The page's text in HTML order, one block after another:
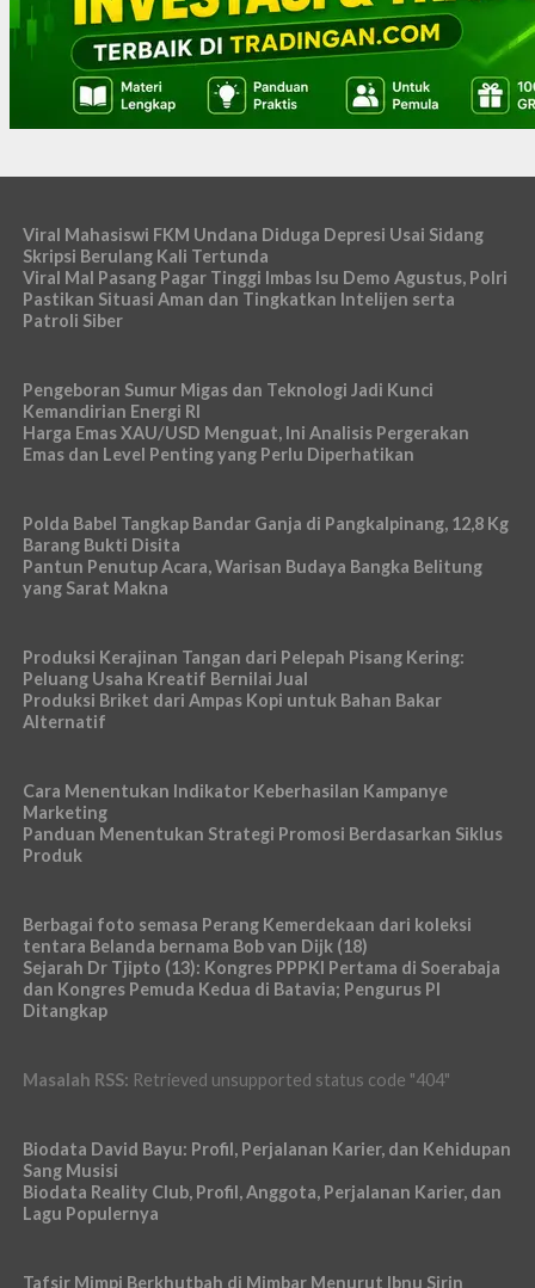
Viral Mahasiswi FKM Undana Diduga Depresi Usai Sidang
Skripsi Berulang Kali Tertunda
Viral Mal Pasang Pagar Tinggi Imbas Isu Demo Agustus, Polri
Pastikan Situasi Aman dan Tingkatkan Intelijen serta
Patroli Siber
Pengeboran Sumur Migas dan Teknologi Jadi Kunci
Kemandirian Energi RI
Harga Emas XAU/USD Menguat, Ini Analisis Pergerakan
Emas dan Level Penting yang Perlu Diperhatikan
Polda Babel Tangkap Bandar Ganja di Pangkalpinang, 12,8 Kg
Barang Bukti Disita
Pantun Penutup Acara, Warisan Budaya Bangka Belitung
yang Sarat Makna
Produksi Kerajinan Tangan dari Pelepah Pisang Kering:
Peluang Usaha Kreatif Bernilai Jual
Produksi Briket dari Ampas Kopi untuk Bahan Bakar
Alternatif
Cara Menentukan Indikator Keberhasilan Kampanye
Marketing
Panduan Menentukan Strategi Promosi Berdasarkan Siklus
Produk
Berbagai foto semasa Perang Kemerdekaan dari koleksi
tentara Belanda bernama Bob van Dijk (18)
Sejarah Dr Tjipto (13): Kongres PPPKI Pertama di Soerabaja
dan Kongres Pemuda Kedua di Batavia; Pengurus PI
Ditangkap
Masalah RSS: Retrieved unsupported status code "404"
Biodata David Bayu: Profil, Perjalanan Karier, dan Kehidupan
Sang Musisi
Biodata Reality Club, Profil, Anggota, Perjalanan Karier, dan
Lagu Populernya
Tafsir Mimpi Berkhutbah di Mimbar Menurut Ibnu Sirin